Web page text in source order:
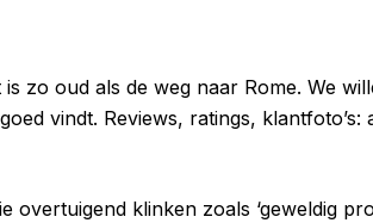
zo oud als de weg naar Rome. We
vindt. Reviews, ratings, klantfoto’s:
overtuigend klinken zoals ‘geweldig